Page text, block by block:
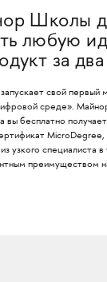
Школы
любую
за два
свой первый
среде».
вы бесплатно
MicroDegree,
узкого специалиста в
преимуществом